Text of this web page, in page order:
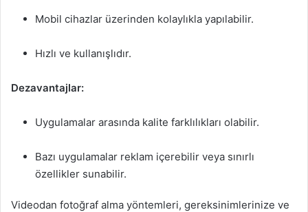
Mobil cihazlar üzerinden kolaylıkla yapılabilir.
Hızlı ve kullanışlıdır.
Dezavantajlar:
Uygulamalar arasında kalite farklılıkları olabilir.
Bazı uygulamalar reklam içerebilir veya sınırlı
özellikler sunabilir.
Videodan fotoğraf alma yöntemleri, gereksinimlerinize ve